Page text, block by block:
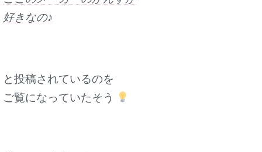
好きなの♪
と投稿されているのを
ご覧になっていたそう